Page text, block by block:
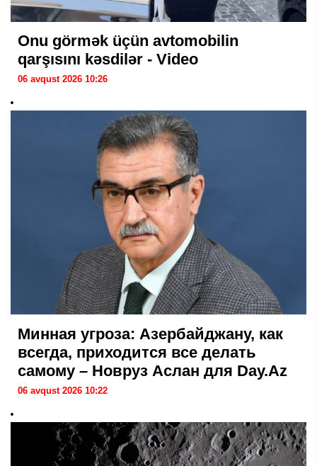
Onu görmək üçün avtomobilin
qarşısını kəsdilər - Video
06 avqust 2026 10:26
Минная угроза: Азербайджану, как
всегда, приходится все делать
самому – Новруз Аслан для Day.Az
06 avqust 2026 10:22